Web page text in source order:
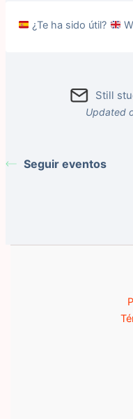
¿Te ha sido útil?
Still
Updated
Seguir eventos